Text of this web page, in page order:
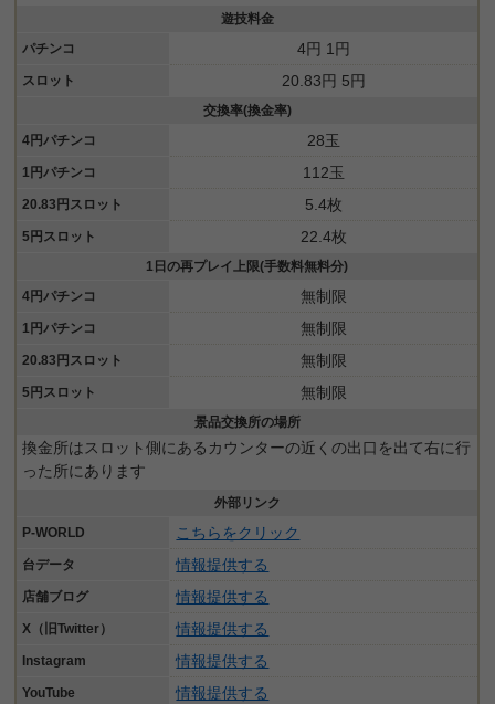
遊技料金
パチンコ
4円 1円
スロット 20.83円 5円
交換率(換金率)
4円パチンコ
28玉
1円パチンコ 112玉
20.83円スロット 5.4枚
5円スロット 22.4枚
1日の再プレイ上限(手数料無料分)
4円パチンコ
無制限
1円パチンコ 無制限
20.83円スロット 無制限
5円スロット 無制限
景品交換所の場所
換金所はスロット側にあるカウンターの近くの出口を出て右に行
った所にあります
外部リンク
P-WORLD
こちらをクリック
台データ 情報提供する
店舗ブログ 情報提供する
X（旧Twitter） 情報提供する
Instagram 情報提供する
YouTube 情報提供する